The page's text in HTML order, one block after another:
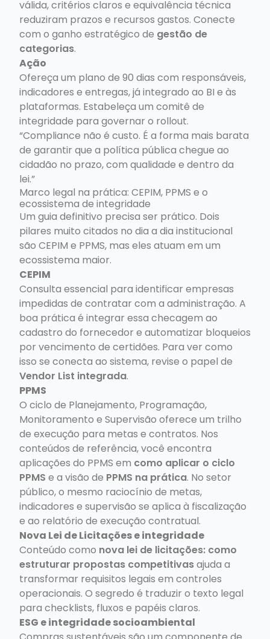
válida, critérios claros e equivalência técnica
reduziram prazos e recursos gastos. Conecte
com o ganho estratégico de gestão de
categorias.
Ação
Ofereça um plano de 90 dias com responsáveis,
indicadores e entregas, já integrado ao BI e às
plataformas. Estabeleça um comitê de
integridade para governar o rollout.
“Compliance não é custo. É a forma mais barata
de garantir que a política pública chegue ao
cidadão no prazo, com qualidade e dentro da
lei.”
Marco legal na prática: CEPIM, PPMS e o
ecossistema de integridade
Um guia definitivo precisa ser prático. Dois
pilares muito citados no dia a dia institucional
são CEPIM e PPMS, mas eles atuam em um
ecossistema maior.
CEPIM
Consulta essencial para identificar empresas
impedidas de contratar com a administração. A
boa prática é integrar essa checagem ao
cadastro do fornecedor e automatizar bloqueios
por vencimento de certidões. Para ver como
isso se conecta ao sistema, revise o papel de
Vendor List integrada.
PPMS
O ciclo de Planejamento, Programação,
Monitoramento e Supervisão oferece um trilho
de execução para metas e contratos. Nos
conteúdos de referência, você encontra
aplicações do PPMS em como aplicar o ciclo
PPMS e a visão de PPMS na prática. No setor
público, o mesmo raciocínio de metas,
indicadores e supervisão se aplica à fiscalização
e ao relatório de execução contratual.
Nova Lei de Licitações e integridade
Conteúdo como nova lei de licitações: como
estruturar propostas competitivasajuda a
transformar requisitos legais em controles
operacionais. O segredo é traduzir o texto legal
para checklists, fluxos e papéis claros.
ESG e integridade socioambiental